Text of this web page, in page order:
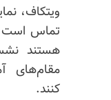
ویتکاف،
تماس است
هستند
مقام‌های
کنند.